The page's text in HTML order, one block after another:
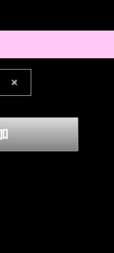
容は予告なく変更
×